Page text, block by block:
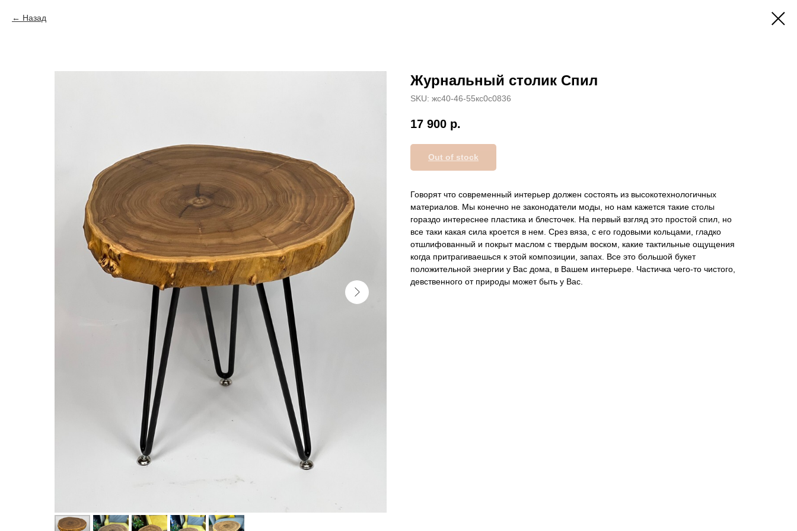
Назад
Журнальный столик Спил
SKU: жс40-46-55кс0с0836
17 900 р.
Out of stock
Говорят что современный интерьер должен состоять из высокотехнологичных
материалов. Мы конечно не законодатели моды, но нам кажется такие столы
гораздо интереснее пластика и блесточек. На первый взгляд это простой спил, но
все таки какая сила кроется в нем. Срез вяза, с его годовыми кольцами, гладко
отшлифованный и покрыт маслом с твердым воском, какие тактильные ощущения
когда притрагиваешься к этой композиции, запах. Все это большой букет
положительной энергии у Вас дома, в Вашем интерьере. Частичка чего-то чистого,
девственного от природы может быть у Вас.